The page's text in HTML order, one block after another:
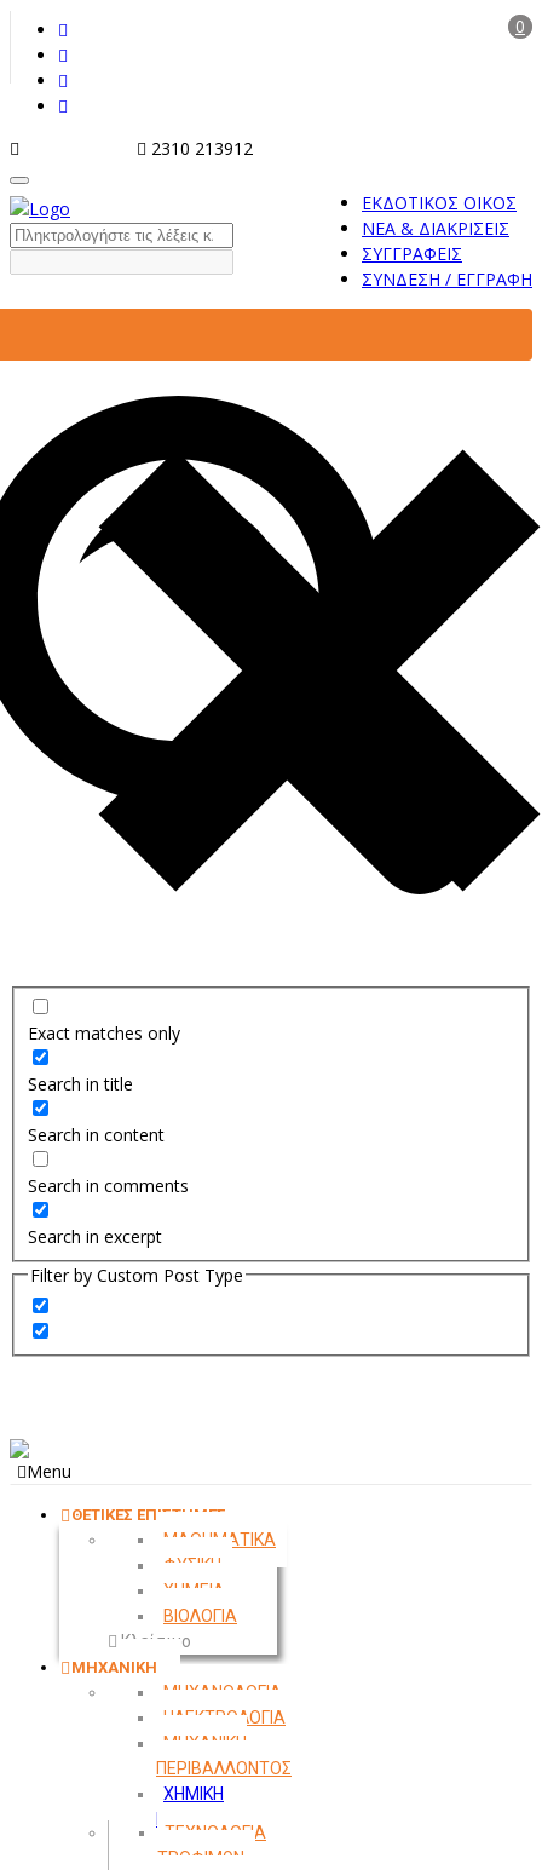
2310 213912
ΕΚΔΟΤΙΚΟΣ ΟΙΚΟΣ
ΝΕΑ & ΔΙΑΚΡΙΣΕΙΣ
ΣΥΓΓΡΑΦΕΙΣ
ΣΥΝΔΕΣΗ / ΕΓΓΡΑΦΗ
Exact matches only
Search in title
Search in content
Search in comments
Search in excerpt
Filter by Custom Post Type
0
Menu
ΘΕΤΙΚΕΣ ΕΠΙΣΤΗΜΕΣ
ΜΑΘΗΜΑΤΙΚΑ
ΦΥΣΙΚΗ
ΧΗΜΕΙΑ
ΒΙΟΛΟΓΙΑ
Κλείσιμο
ΜΗΧΑΝΙΚΗ
ΜΗΧΑΝΟΛΟΓΙΑ
ΗΛΕΚΤΡΟΛΟΓΙΑ
ΜΗΧΑΝΙΚΗ
ΠΕΡΙΒΑΛΛΟΝΤΟΣ
ΧΗΜΙΚΗ
ΤΕΧΝΟΛΟΓΙΑ
ΤΡΟΦΙΜΩΝ